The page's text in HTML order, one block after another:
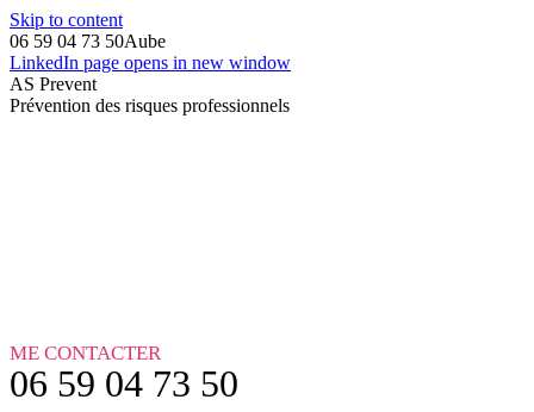
Skip to content
06 59 04 73 50Aube
LinkedIn page opens in new window
AS Prevent
Prévention des risques professionnels
ME CONTACTER
06 59 04 73 50